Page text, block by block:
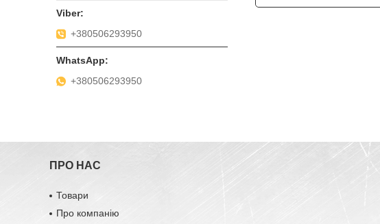
+380506293950
+380506293950
ПРО НАС
Товари
Про компанію